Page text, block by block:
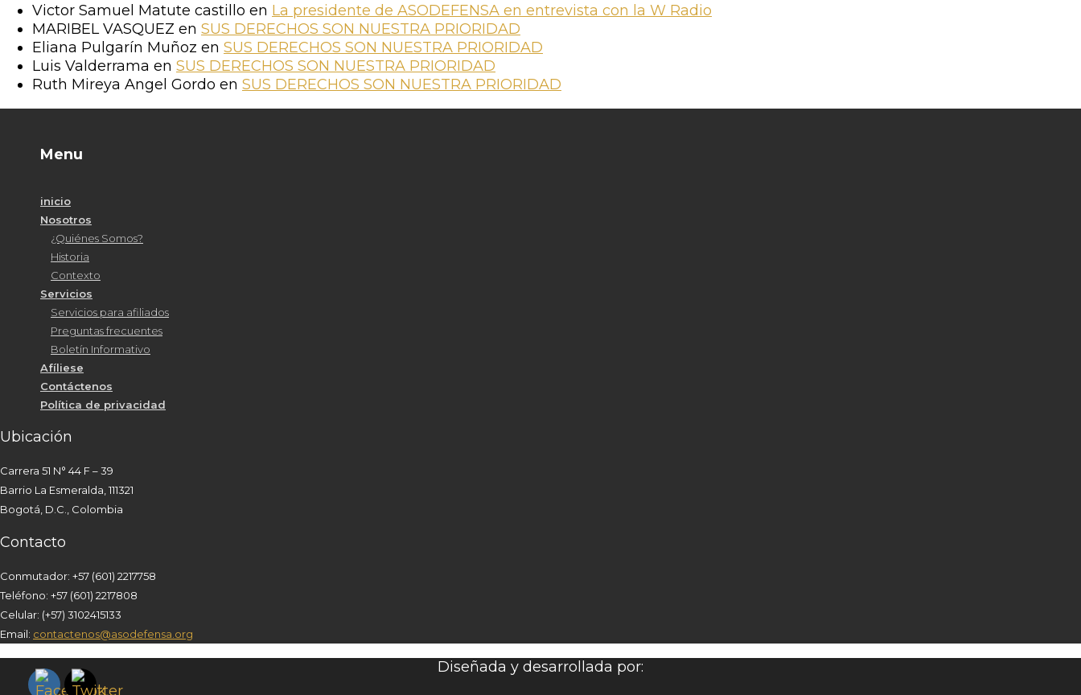
Victor Samuel Matute castillo en La presidente de ASODEFENSA en entrevista con la W Radio
MARIBEL VASQUEZ en SUS DERECHOS SON NUESTRA PRIORIDAD
Eliana Pulgarín Muñoz en SUS DERECHOS SON NUESTRA PRIORIDAD
Luis Valderrama en SUS DERECHOS SON NUESTRA PRIORIDAD
Ruth Mireya Angel Gordo en SUS DERECHOS SON NUESTRA PRIORIDAD
Menu
inicio
Nosotros
¿Quiénes Somos?
Historia
Contexto
Servicios
Servicios para afiliados
Preguntas frecuentes
Boletín Informativo
Afíliese
Contáctenos
Política de privacidad
Ubicación
Carrera 51 N° 44 F – 39
Barrio La Esmeralda, 111321
Bogotá, D.C., Colombia
Contacto
Conmutador: +57 (601) 2217758
Teléfono: +57 (601) 2217808
Celular: (+57) 3102415133
Email: contactenos@asodefensa.org
Diseñada y desarrollada por: